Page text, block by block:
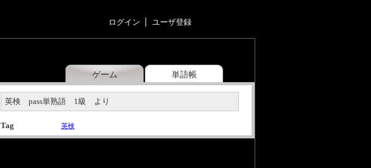
ログイン ユーザ登録
ゲーム 単語帳
英検 pass単熟語 1級 より
Tag 英検